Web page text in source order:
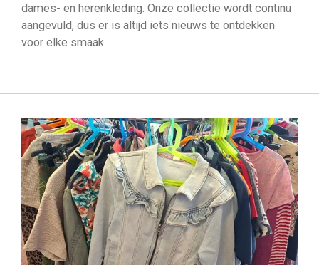
dames- en herenkleding. Onze collectie wordt continu
aangevuld, dus er is altijd iets nieuws te ontdekken
voor elke smaak.